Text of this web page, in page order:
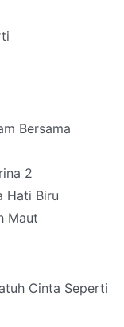
Bersama
2
Hati Biru
Maut
Cinta Seperti